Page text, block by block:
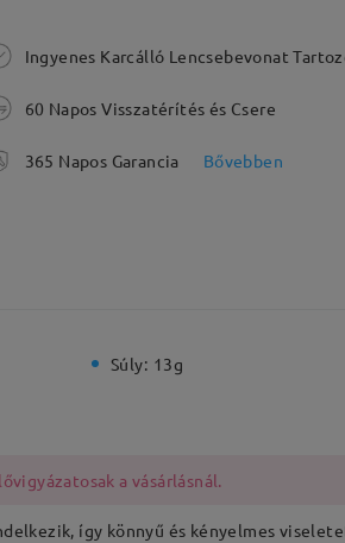
Ingyenes Karcálló Lencsebevonat
60 Napos Visszatérítés és Csere
365 Napos Garancia Bővebben
Súly: 13g
a vásárlásnál.
így könnyű és kényelmes